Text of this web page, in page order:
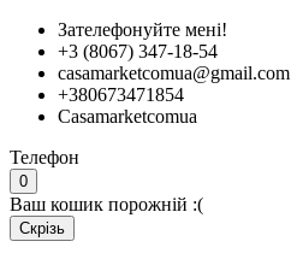
Зателефонуйте мені!
+3 (8067) 347-18-54
casamarketcomua@gmail.com
+380673471854
Casamarketcomua
Телефон
0
Ваш кошик порожній :(
Скрізь